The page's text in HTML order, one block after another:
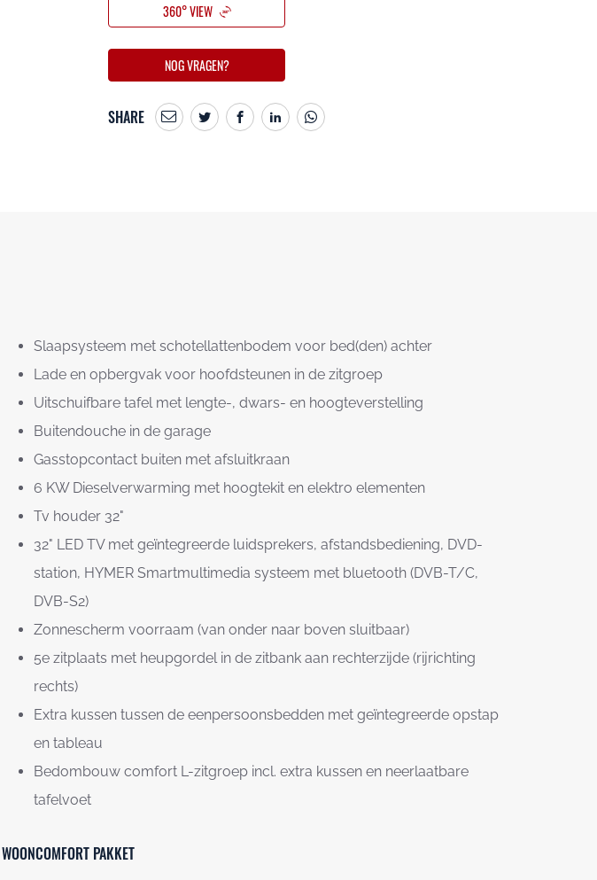
360° VIEW
NOG VRAGEN?
SHARE
Slaapsysteem met schotellattenbodem voor bed(den) achter
Lade en opbergvak voor hoofdsteunen in de zitgroep
Uitschuifbare tafel met lengte-, dwars- en hoogteverstelling
Buitendouche in de garage
Gasstopcontact buiten met afsluitkraan
6 KW Dieselverwarming met hoogtekit en elektro elementen
Tv houder 32"
32" LED TV met geïntegreerde luidsprekers, afstandsbediening, DVD-
station, HYMER Smartmultimedia systeem met bluetooth (DVB-T/C,
DVB-S2)
Zonnescherm voorraam (van onder naar boven sluitbaar)
5e zitplaats met heupgordel in de zitbank aan rechterzijde (rijrichting
rechts)
Extra kussen tussen de eenpersoonsbedden met geïntegreerde opstap
en tableau
Bedombouw comfort L-zitgroep incl. extra kussen en neerlaatbare
tafelvoet
WOONCOMFORT PAKKET